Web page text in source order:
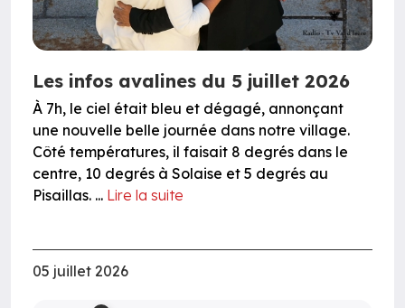
Les infos avalines du 5 juillet 2026
À 7h, le ciel était bleu et dégagé, annonçant
une nouvelle belle journée dans notre village.
Côté températures, il faisait 8 degrés dans le
centre, 10 degrés à Solaise et 5 degrés au
Pisaillas. ... Lire la suite
05 juillet 2026